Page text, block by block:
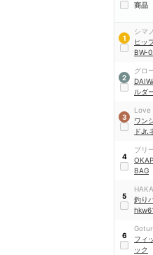
商品
1
シマノ
ヒッ
BW-
2
グロ
ルダ
3
ワン
ドJr.
4
ブリ
BAG
5
釣り
6
フィ
ック